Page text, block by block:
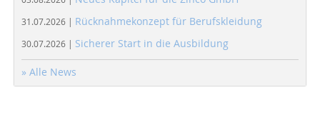
31.07.2026 | Rücknahmekonzept für Berufskleidung
30.07.2026 | Sicherer Start in die Ausbildung
» Alle News